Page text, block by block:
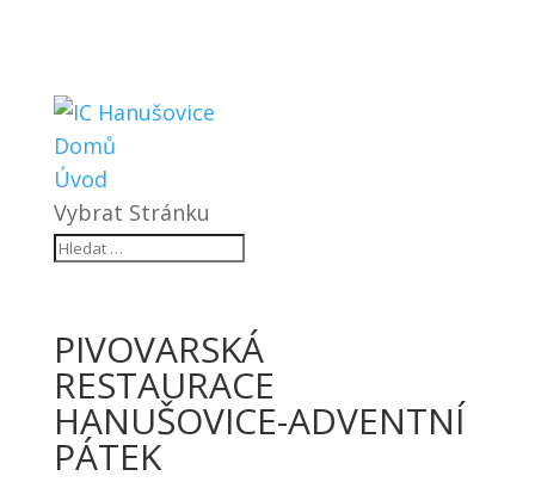
Domů
Úvod
Vybrat Stránku
PIVOVARSKÁ
RESTAURACE
HANUŠOVICE-ADVENTNÍ
PÁTEK